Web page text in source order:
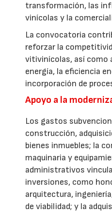
transformación, las
vinícolas y la
La convocatoria
reforzar la
vitivinícolas, así como
energía, la eficiencia
incorporación de
Apoyo a la
Los gastos
construcción,
bienes inmuebles; la
maquinaria y
administrativos
inversiones, como
arquitectura,
de viabilidad; y la